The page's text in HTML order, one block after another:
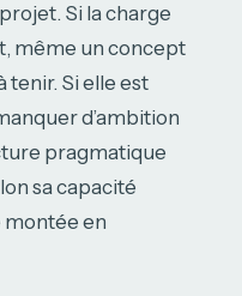
Si la charge
même un concept
tenir. Si elle est
d’ambition
pragmatique
sa capacité
montée en